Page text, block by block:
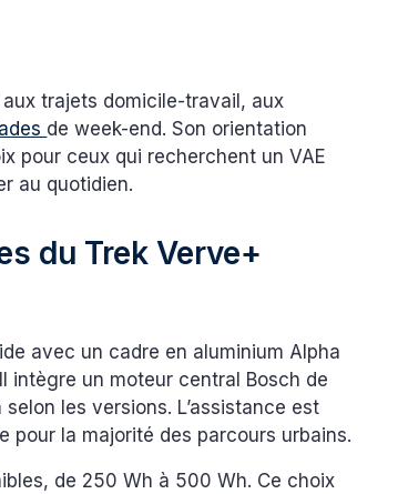
trajets domicile-travail, aux
de week-end. Son orientation
pour ceux qui recherchent un VAE
au quotidien.
du Trek Verve+
avec un cadre en aluminium Alpha
intègre un moteur central Bosch de
les versions. L’assistance est
pour la majorité des parcours urbains.
de 250 Wh à 500 Wh. Ce choix